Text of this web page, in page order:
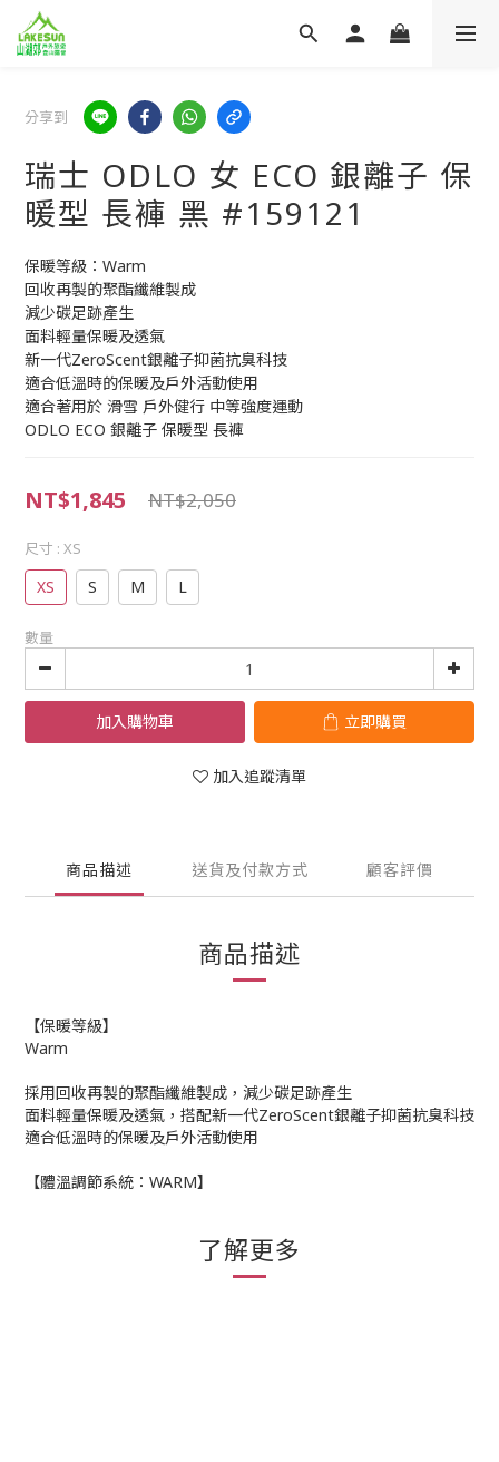
分享到
瑞士 ODLO 女 ECO 銀離子 保
暖型 長褲 黑 #159121
保暖等級：Warm
回收再製的聚酯纖維製成
減少碳足跡產生
面料輕量保暖及透氣
新一代ZeroScent銀離子抑菌抗臭科技
適合低溫時的保暖及戶外活動使用
適合著用於 滑雪 戶外健行 中等強度運動
ODLO ECO 銀離子 保暖型 長褲
NT$1,845 NT$2,050
尺寸 : XS
XS S M L
數量
加入購物車 立即購買
加入追蹤清單
商品描述 送貨及付款方式 顧客評價
商品描述
【保暖等級】
Warm
採用回收再製的聚酯纖維製成，減少碳足跡產生
面料輕量保暖及透氣，搭配新一代ZeroScent銀離子抑菌抗臭科技
適合低溫時的保暖及戶外活動使用
【體溫調節系統：WARM】
了解更多